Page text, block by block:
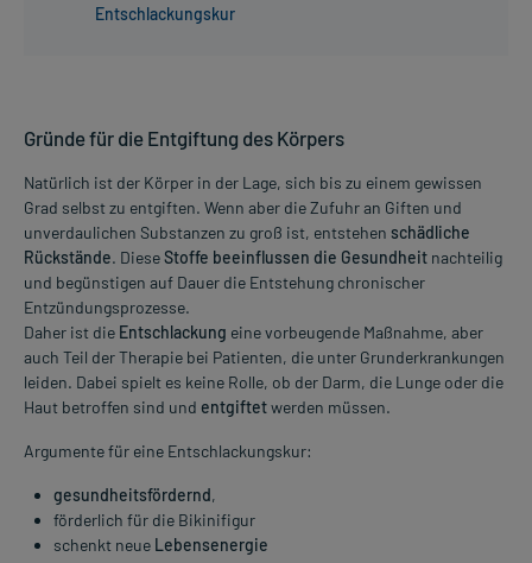
Entschlackungskur
Gründe für die Entgiftung des Körpers
Natürlich ist der Körper in der Lage, sich bis zu einem gewissen
Grad selbst zu entgiften. Wenn aber die Zufuhr an Giften und
unverdaulichen Substanzen zu groß ist, entstehen schädliche
Rückstände. DieseStoffe beeinflussen die Gesundheit nachteilig
und begünstigen auf Dauer die Entstehung chronischer
Entzündungsprozesse.
Daher ist die Entschlackung eine vorbeugende Maßnahme, aber
auch Teil der Therapie bei Patienten, die unter Grunderkrankungen
leiden. Dabei spielt es keine Rolle, ob der Darm, die Lunge oder die
Haut betroffen sind und entgiftetwerden müssen.
Argumente für eine Entschlackungskur:
gesundheitsfördernd,
förderlich für die Bikinifigur
schenkt neue Lebensenergie